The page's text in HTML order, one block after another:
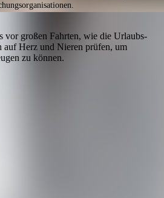
vor großen Fahrten, wie die Urlaubs­
auf Herz und Nieren prüfen, um
zu können.